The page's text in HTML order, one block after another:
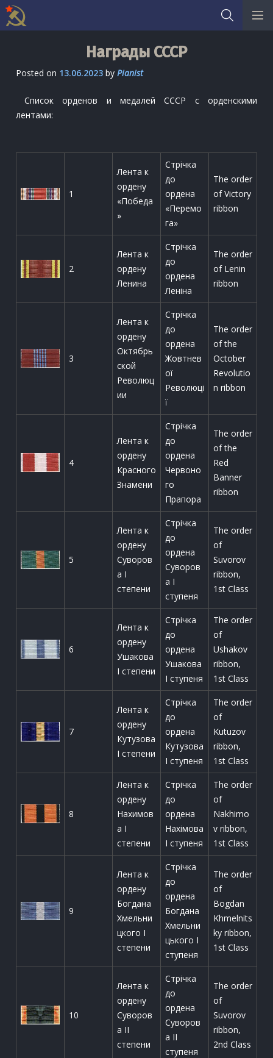
Награды СССР
Posted on 13.06.2023 by Pianist
Список орденов и медалей СССР с орденскими
лентами:
1
Лента к
ордену
«Победа
»
Стрічка
до
ордена
«Перемо
га»
The order
of Victory
ribbon
2
Лента к
ордену
Ленина
Стрічка
до
ордена
Леніна
The order
of Lenin
ribbon
3
Лента к
ордену
Октябрь
ской
Революц
ии
Стрічка
до
ордена
Жовтнев
ої
Революці
ї
The order
of the
October
Revolutio
n ribbon
4
Лента к
ордену
Красного
Знамени
Стрічка
до
ордена
Червоно
го
Прапора
The order
of the
Red
Banner
ribbon
5
Лента к
ордену
Суворов
а I
степени
Стрічка
до
ордена
Суворов
а І
ступеня
The order
of
Suvorov
ribbon,
1st Class
6
Лента к
ордену
Ушакова
I степени
Стрічка
до
ордена
Ушакова
І ступеня
The order
of
Ushakov
ribbon,
1st Class
7
Лента к
ордену
Кутузова
I степени
Стрічка
до
ордена
Кутузова
І ступеня
The order
of
Kutuzov
ribbon,
1st Class
8
Лента к
ордену
Нахимов
а I
степени
Стрічка
до
ордена
Нахімова
І ступеня
The order
of
Nakhimo
v ribbon,
1st Class
9
Лента к
ордену
Богдана
Хмельни
цкого I
степени
Стрічка
до
ордена
Богдана
Хмельни
цького І
ступеня
The order
of
Bogdan
Khmelnits
ky ribbon,
1st Class
10
Лента к
ордену
Суворов
а II
степени
Стрічка
до
ордена
Суворов
а ІІ
ступеня
The order
of
Suvorov
ribbon,
2nd Class